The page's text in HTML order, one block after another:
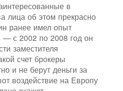
в
лица об этом прекрасно
ранее имел опыт
с 2002 по 2008 год он
заместителя
счет брокеры
и не берут деньги за
воздействие на Европу